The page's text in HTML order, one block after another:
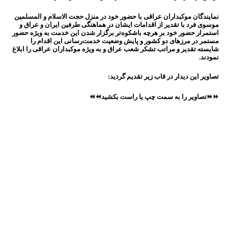
نمایندگان موکبداران عراقی با حضور خود در منزل حجت الاسلام و المسلمین
موسوی فرد با تقدیر از اقدامات ایشان در هماهنگی طرفین ایران و عراق و
استمرار حضور خود بر هرچه باشکوه‌تر برگزار شدن این خدمت به ویژه حضور
مستمر در مرزهای دو کشور و پایش وضعیت خدمت‌رسانی این اقدام را
شایسته تقدیر و مراتب تشکر شعب عراق و به ویژه موکبداران عراقی را ابلاغ
نمودند.
تصاویر این دیدار در قاب زیر تقدیم گردید:
⏩⏩تصاویر را به سمت چپ یا راست بکشید⏪⏪